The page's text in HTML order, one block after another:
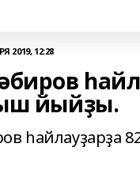
2019, 12:28
йыйҙы.
һайлауҙарҙа